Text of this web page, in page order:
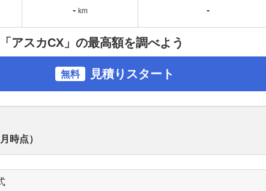
- km -
アスカCX」の最高額を調べよう
無料 見積りスタート
時点）